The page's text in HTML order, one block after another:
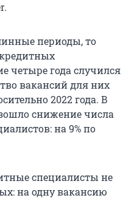
периоды, то
четыре года случился
вакансий для них
2022 года. В
снижение числа
на 9% по
специалисты не
на одну вакансию